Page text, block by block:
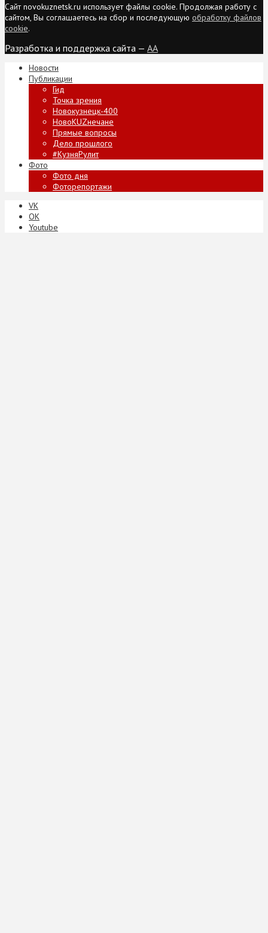
Сайт novokuznetsk.ru использует файлы cookie. Продолжая работу с
сайтом, Вы соглашаетесь на сбор и последующую обработку файлов
cookie.
Разработка и поддержка сайта — AA
Новости
Публикации
Гид
Точка зрения
Новокузнецк-400
НовоKUZнечане
Прямые вопросы
Дело прошлого
#КузняРулит
Фото
Фото дня
Фоторепортажи
VK
ОК
Youtube